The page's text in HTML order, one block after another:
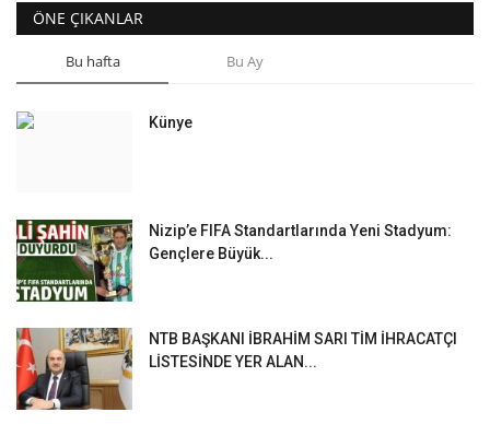
ÖNE ÇIKANLAR
Bu hafta Bu Ay
Künye
Nizip’e FIFA Standartlarında Yeni Stadyum:
Gençlere Büyük...
NTB BAŞKANI İBRAHİM SARI TİM İHRACATÇI
LİSTESİNDE YER ALAN...